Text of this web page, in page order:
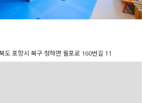
도 포항시 북구 청하면 월포로 160번길 11